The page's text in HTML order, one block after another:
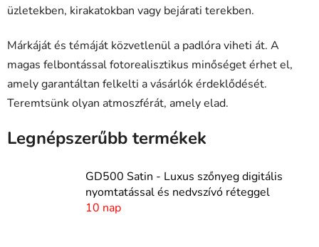
üzletekben, kirakatokban vagy bejárati terekben.
Márkáját és témáját közvetlenül a padlóra viheti át. A
magas felbontással fotorealisztikus minőséget érhet el,
amely garantáltan felkelti a vásárlók érdeklődését.
Teremtsünk olyan atmoszférát, amely elad.
Legnépszerűbb termékek
GD500 Satin - Luxus szőnyeg digitális
nyomtatással és nedvszívó réteggel
10 nap